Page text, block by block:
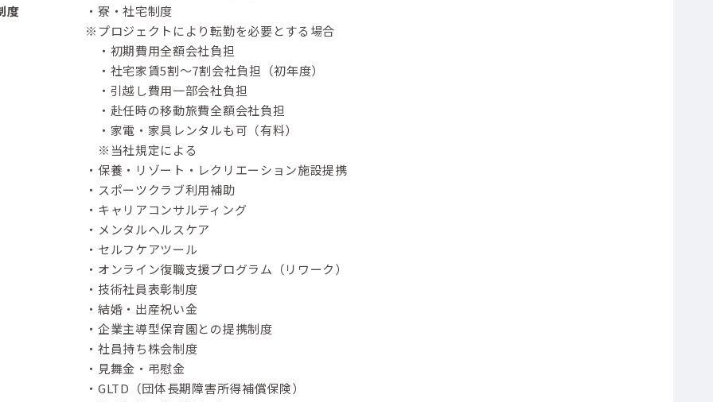
度
・寮・社宅制度
※プロジェクトにより転勤を必要とする場合
・初期費用全額会社負担
・社宅家賃5割～7割会社負担（初年度）
・引越し費用一部会社負担
・赴任時の移動旅費全額会社負担
・家電・家具レンタルも可（有料）
※当社規定による
・保養・リゾート・レクリエーション施設提携
・スポーツクラブ利用補助
・キャリアコンサルティング
・メンタルヘルスケア
・セルフケアツール
・オンライン復職支援プログラム（リワーク）
・技術社員表彰制度
・結婚・出産祝い金
・企業主導型保育園との提携制度
・社員持ち株会制度
・見舞金・弔慰金
・GLTD（団体長期障害所得補償保険）